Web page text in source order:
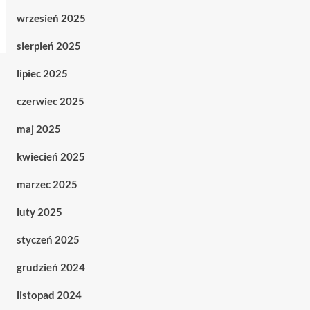
wrzesień 2025
sierpień 2025
lipiec 2025
czerwiec 2025
maj 2025
kwiecień 2025
marzec 2025
luty 2025
styczeń 2025
grudzień 2024
listopad 2024